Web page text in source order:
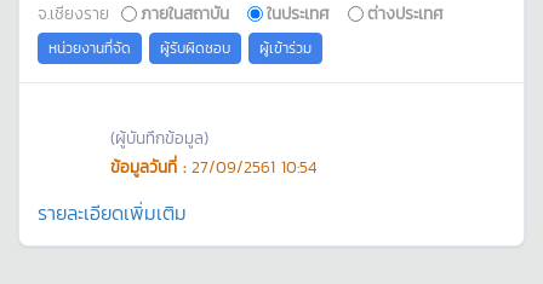
จ.เชียงราย
ภายในสถาบัน ในประเทศ ต่างประเทศ
หน่วยงานที่จัด ผู้รับผิดชอบ ผู้เข้าร่วม
(ผู้บันทึกข้อมูล)
ข้อมูลวันที่ : 27/09/2561 10:54
รายละเอียดเพิ่มเติม